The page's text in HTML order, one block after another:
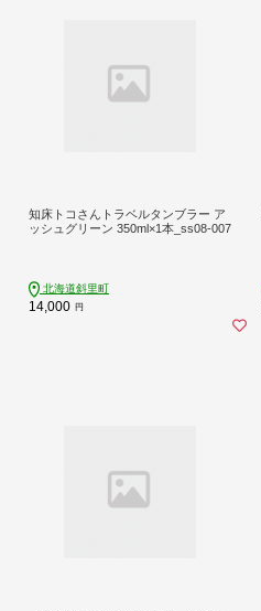
知床トコさんトラベルタンブラー ア
ッシュグリーン 350ml×1本_ss08-007
北海道斜里町
14,000 円